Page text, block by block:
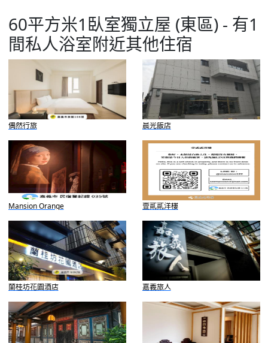
60平方米1臥室獨立屋 (東區) - 有1
間私人浴室附近其他住宿
偶然行旅 晨光飯店
Mansion Orange 壹貳貳洋樓
蘭桂坊花園酒店 嘉義旅人